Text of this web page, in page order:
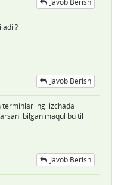
?
Javob Berish
terminlar ingilizchada
bilgan maqul bu til
Javob Berish